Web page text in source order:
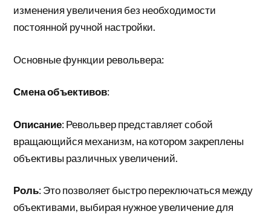
изменения увеличения без необходимости
постоянной ручной настройки.
Основные функции револьвера:
Смена объективов:
Описание: Револьвер представляет собой
вращающийся механизм, на котором закреплены
объективы различных увеличений.
Роль: Это позволяет быстро переключаться между
объективами, выбирая нужное увеличение для